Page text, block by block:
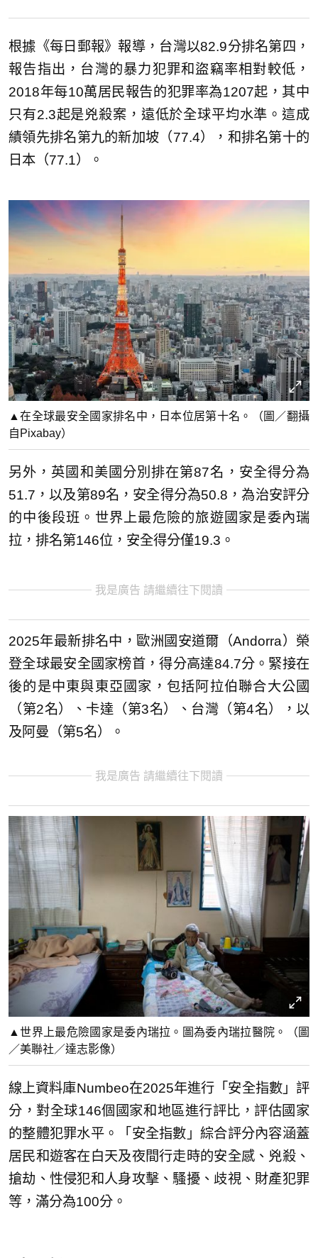
根據《每日郵報》報導，台灣以82.9分排名第四，
報告指出，台灣的暴力犯罪和盜竊率相對較低，
2018年每10萬居民報告的犯罪率為1207起，其中
只有2.3起是兇殺案，遠低於全球平均水準。這成
績領先排名第九的新加坡（77.4），和排名第十的
日本（77.1）。
▲在全球最安全國家排名中，日本位居第十名。（圖／翻攝
自Pixabay）
另外，英國和美國分別排在第87名，安全得分為
51.7，以及第89名，安全得分為50.8，為治安評分
的中後段班。世界上最危險的旅遊國家是委內瑞
拉，排名第146位，安全得分僅19.3。
我是廣告 請繼續往下閱讀
2025年最新排名中，歐洲國安道爾（Andorra）榮
登全球最安全國家榜首，得分高達84.7分。緊接在
後的是中東與東亞國家，包括阿拉伯聯合大公國
（第2名）、卡達（第3名）、台灣（第4名），以
及阿曼（第5名）。
我是廣告 請繼續往下閱讀
▲世界上最危險國家是委內瑞拉。圖為委內瑞拉醫院。（圖
／美聯社／達志影像）
線上資料庫Numbeo在2025年進行「安全指數」評
分，對全球146個國家和地區進行評比，評估國家
的整體犯罪水平。「安全指數」綜合評分內容涵蓋
居民和遊客在白天及夜間行走時的安全感、兇殺、
搶劫、性侵犯和人身攻擊、騷擾、歧視、財產犯罪
等，滿分為100分。